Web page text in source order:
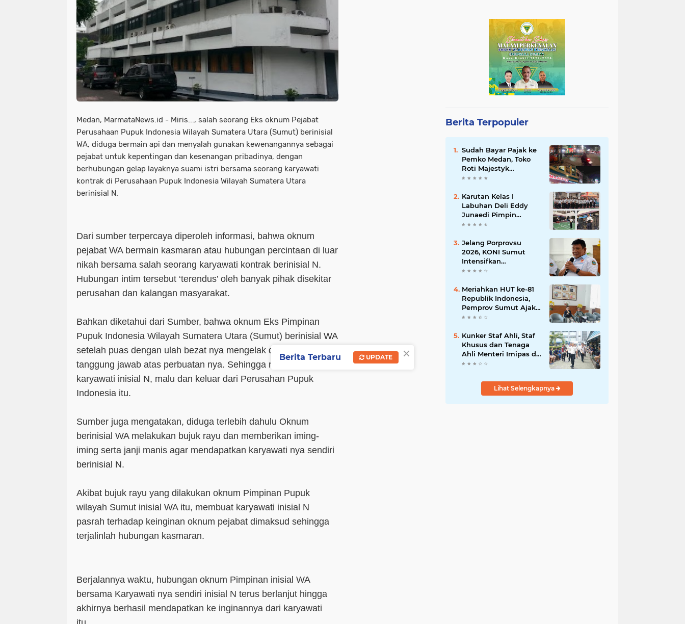
Medan, MarmataNews.id - Miris..., salah seorang Eks oknum Pejabat
Perusahaan Pupuk Indonesia Wilayah Sumatera Utara (Sumut) berinisial
WA, diduga bermain api dan menyalah gunakan kewenangannya sebagai
pejabat untuk kepentingan dan kesenangan pribadinya, dengan
berhubungan gelap layaknya suami istri bersama seorang karyawati
kontrak di Perusahaan Pupuk Indonesia Wilayah Sumatera Utara
berinisial N.
Dari sumber terpercaya diperoleh informasi, bahwa oknum
pejabat WA bermain kasmaran atau hubungan percintaan di luar
nikah bersama salah seorang karyawati kontrak berinisial N.
Hubungan intim tersebut ‘terendus’ oleh banyak pihak disekitar
perusahan dan kalangan masyarakat.
Bahkan diketahui dari Sumber, bahwa oknum Eks Pimpinan
Pupuk Indonesia Wilayah Sumatera Utara (Sumut) berinisial WA
setelah puas dengan ulah bezat nya mengelak dan lepas
tanggung jawab atas perbuatan nya. Sehingga membuat Eks
karyawati inisial N, malu dan keluar dari Perusahan Pupuk
Indonesia itu.
Sumber juga mengatakan, diduga terlebih dahulu Oknum
berinisial WA melakukan bujuk rayu dan memberikan iming-
iming serta janji manis agar mendapatkan karyawati nya sendiri
berinisial N.
Akibat bujuk rayu yang dilakukan oknum Pimpinan Pupuk
wilayah Sumut inisial WA itu, membuat karyawati inisial N
pasrah terhadap keinginan oknum pejabat dimaksud sehingga
terjalinlah hubungan kasmaran.
Berjalannya waktu, hubungan oknum Pimpinan inisial WA
bersama Karyawati nya sendiri inisial N terus berlanjut hingga
akhirnya berhasil mendapatkan ke inginannya dari karyawati
Berita Terpopuler
Sudah Bayar Pajak ke
Pemko Medan, Toko
Roti Majestyk
Terancam Gulung
Jalan Ditutup
Pedagang Angkringan
Karutan Kelas I
Labuhan Deli Eddy
Junaedi Pimpin
Upacara Peringatan
2026
Jelang Porprovsu
2026, KONI Sumut
Intensifkan
Pembinaan Atlet
Meriahkan HUT ke-81
Republik Indonesia,
Pemprov Sumut Ajak
Warga Kibarkan Merah
Kunker Staf Ahli, Staf
Khusus dan Tenaga
Ahli Menteri Imipas di
Lembaga
I Medan: Pelayanan
Prima DipastikanLihat Selengkapnya
×
Berita Terbaru UPDATE